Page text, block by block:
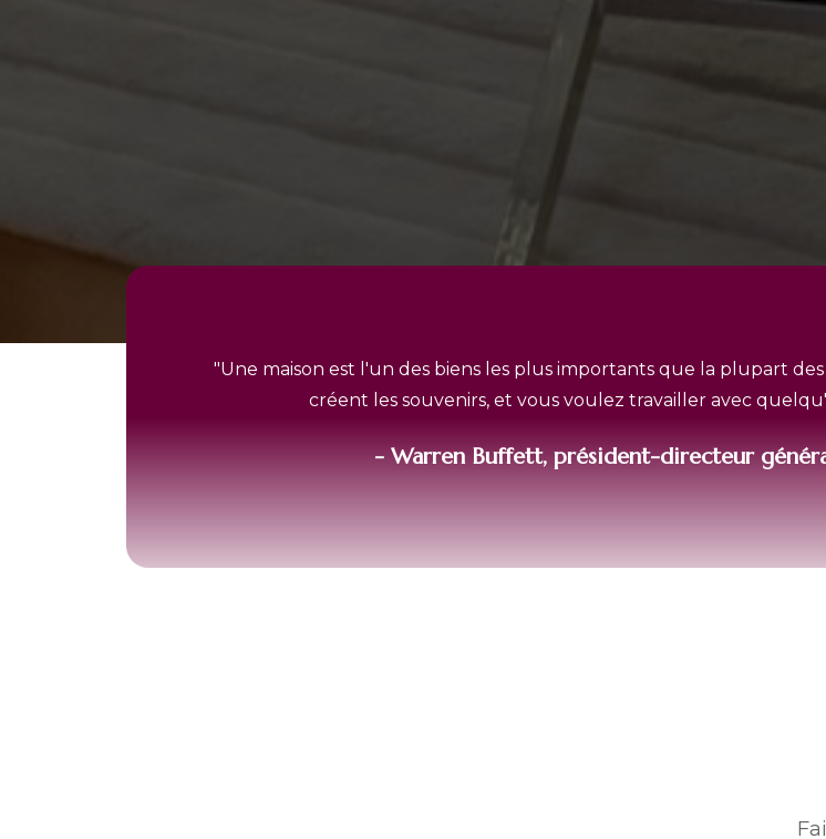
"Une maison est l'un des biens les plus importants que la plupart
créent les souvenirs, et vous voulez travailler avec
- Warren Buffett, président-directeur